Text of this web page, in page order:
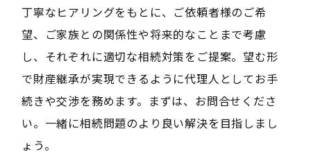
丁寧なヒアリングをもとに、ご依頼者様のご希
望、ご家族との関係性や将来的なことまで考慮
し、それぞれに適切な相続対策をご提案。望む形
で財産継承が実現できるように代理人としてお手
続きや交渉を務めます。まずは、お問合せくださ
い。一緒に相続問題のより良い解決を目指しまし
ょう。